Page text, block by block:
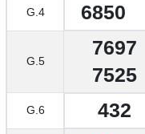
G.4 6850
G.5
7697
7525
G.6 432